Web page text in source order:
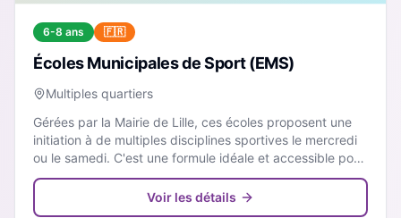
6-8 ans 🇫🇷
Écoles Municipales de Sport (EMS)
Multiples quartiers
Gérées par la Mairie de Lille, ces écoles proposent une
initiation à de multiples disciplines sportives le mercredi
ou le samedi. C'est une formule idéale et accessible pour
découvrir différents sports dans une ambiance ludique
Voir les détails